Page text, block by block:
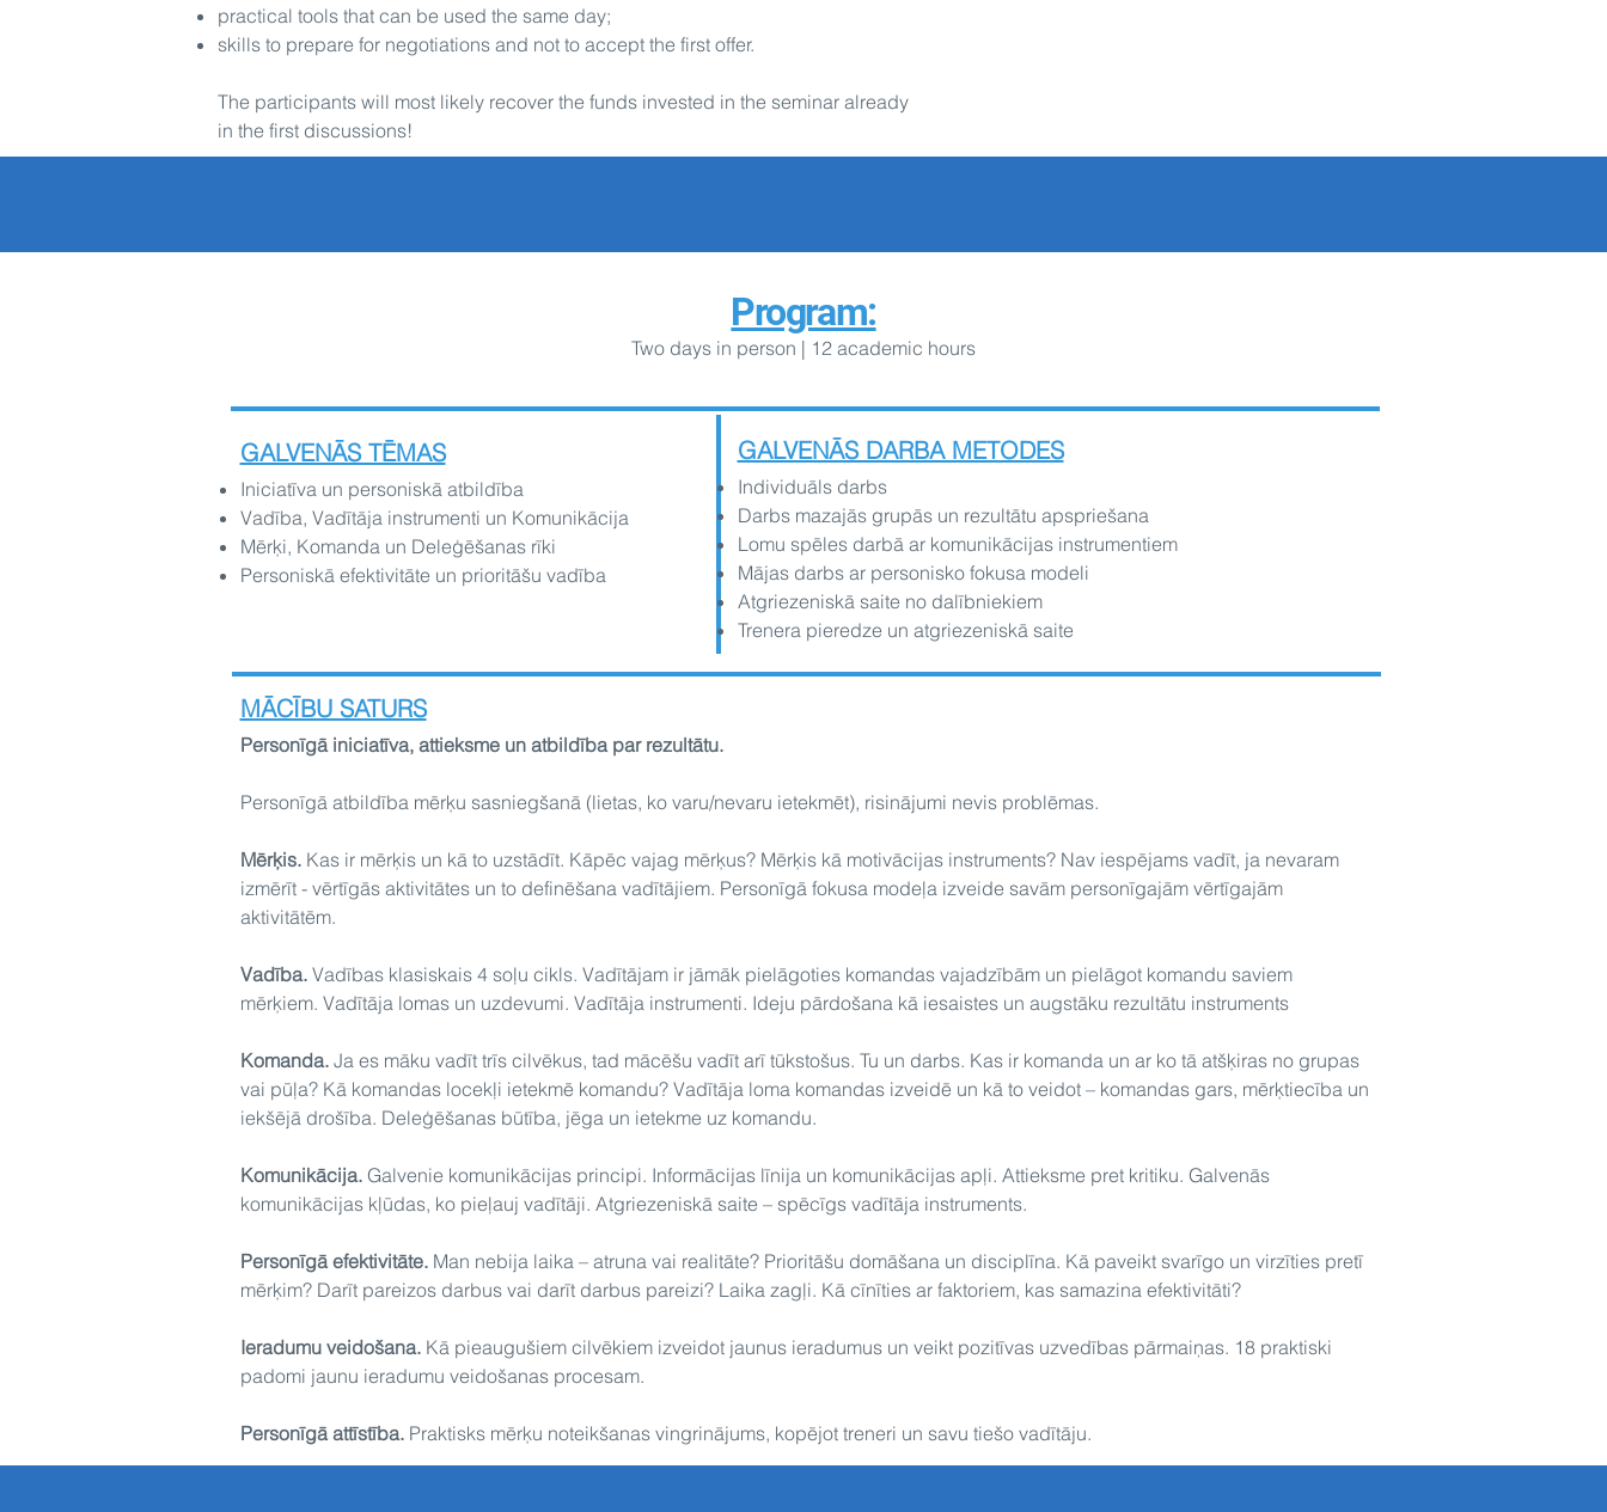
practical tools that can be used the same day;
skills to prepare for negotiations and not to accept the first offer.
The participants will most likely recover the funds invested in the seminar already
in the first discussions!
Program:
Two days in person | 12 academic hours
GALVENĀS DARBA METODES
Individuāls darbs
Darbs mazajās grupās un rezultātu apspriešana
Lomu spēles darbā ar komunikācijas instrumentiem
Mājas darbs ar personisko fokusa modeli
Atgriezeniskā saite no dalībniekiem
Trenera pieredze un atgriezeniskā saite
GALVENĀS TĒMAS
Iniciatīva un personiskā atbildība
Vadība, Vadītāja instrumenti un Komunikācija
Mērķi, Komanda un Deleģēšanas rīki
Personiskā efektivitāte un prioritāšu vadība
MĀCĪBU SATURS
Personīgā iniciatīva, attieksme un atbildība par rezultātu.
Personīgā atbildība mērķu sasniegšanā (lietas, ko varu/nevaru ietekmēt), risinājumi nevis problēmas.
Mērķis.Kas ir mērķis un kā to uzstādīt. Kāpēc vajag mērķus? Mērķis kā motivācijas instruments? Nav iespējams vadīt, ja nevaram
izmērīt - vērtīgās aktivitātes un to definēšana vadītājiem. Personīgā fokusa modeļa izveide savām personīgajām vērtīgajām
aktivitātēm.
Vadība. Vadības klasiskais 4 soļu cikls. Vadītājam ir jāmāk pielāgoties komandas vajadzībām un pielāgot komandu saviem
mērķiem. Vadītāja lomas un uzdevumi. Vadītāja instrumenti. Ideju pārdošana kā iesaistes un augstāku rezultātu instruments
Komanda.Ja es māku vadīt trīs cilvēkus, tad mācēšu vadīt arī tūkstošus. Tu un darbs. Kas ir komanda un ar ko tā atšķiras no grupas
vai pūļa? Kā komandas locekļi ietekmē komandu? Vadītāja loma komandas izveidē un kā to veidot – komandas gars, mērķtiecība un
iekšējā drošība. Deleģēšanas būtība, jēga un ietekme uz komandu.
Komunikācija.Galvenie komunikācijas principi. Informācijas līnija un komunikācijas apļi. Attieksme pret kritiku. Galvenās
komunikācijas kļūdas, ko pieļauj vadītāji. Atgriezeniskā saite – spēcīgs vadītāja instruments.
Personīgā efektivitāte.Man nebija laika – atruna vai realitāte? Prioritāšu domāšana un disciplīna. Kā paveikt svarīgo un virzīties pretī
mērķim? Darīt pareizos darbus vai darīt darbus pareizi? Laika zagļi. Kā cīnīties ar faktoriem, kas samazina efektivitāti?
Ieradumu veidošana.Kā pieaugušiem cilvēkiem izveidot jaunus ieradumus un veikt pozitīvas uzvedības pārmaiņas. 18 praktiski
padomi jaunu ieradumu veidošanas procesam.
Personīgā attīstība.Praktisks mērķu noteikšanas vingrinājums, kopējot treneri un savu tiešo vadītāju.